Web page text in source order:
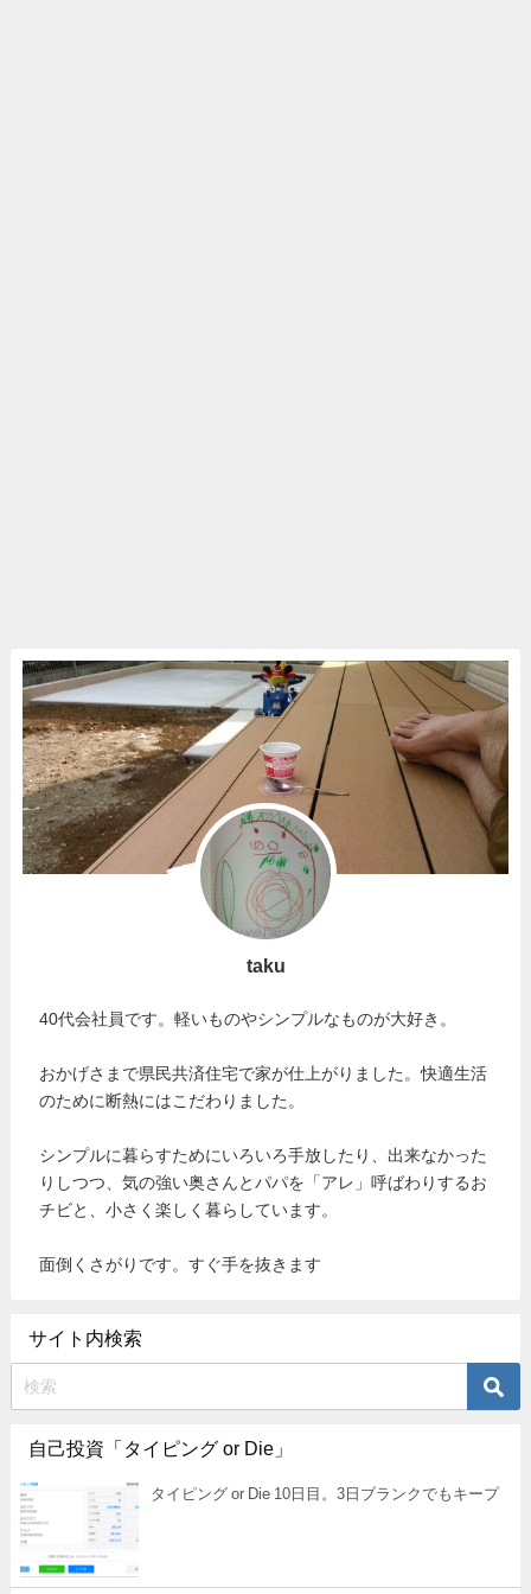
taku
40代会社員です。軽いものやシンプルなものが大好き。
おかげさまで県民共済住宅で家が仕上がりました。快適生活
のために断熱にはこだわりました。
シンプルに暮らすためにいろいろ手放したり、出来なかった
りしつつ、気の強い奥さんとパパを「アレ」呼ばわりするお
チビと、小さく楽しく暮らしています。
面倒くさがりです。すぐ手を抜きます
サイト内検索
自己投資「タイピング or Die」
タイピング or Die 10日目。3日ブランクでもキープ